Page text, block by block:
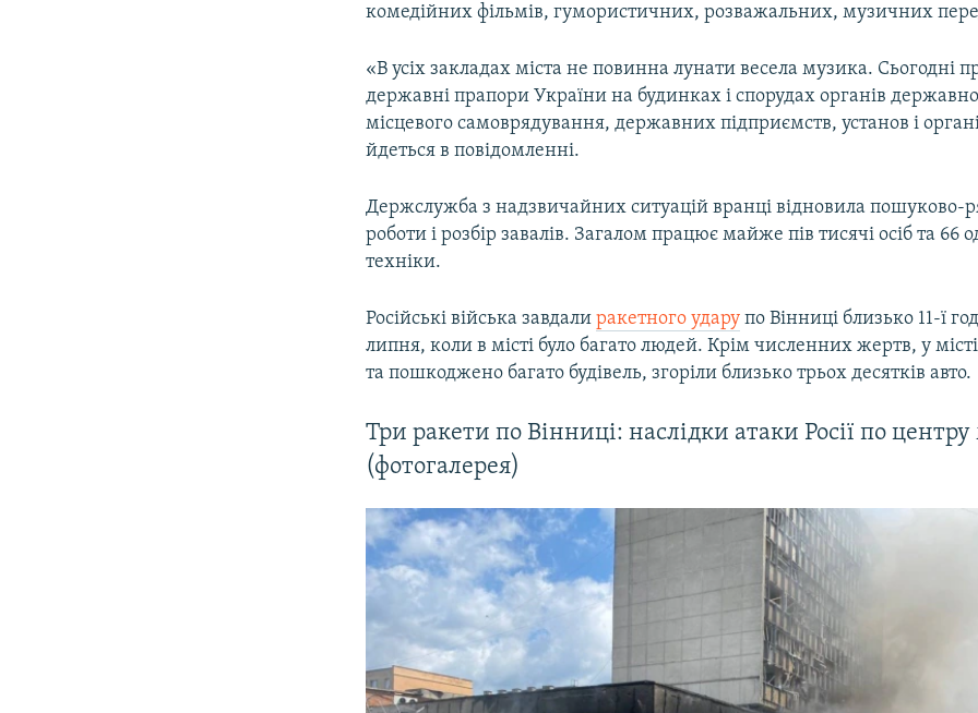
комедійних фільмів, гумористичних, розважальних, музичних
«В усіх закладах міста не повинна лунати весела музика. Сьогодні
державні прапори України на будинках і спорудах органів
місцевого самоврядування, державних підприємств, установ і
йдеться в повідомленні.
Держслужба з надзвичайних ситуацій вранці відновила пошуково-
роботи і розбір завалів. Загалом працює майже пів тисячі осіб та 66
техніки.
Російські війська завдалиракетного удару по Вінниці близько 11-ї
липня, коли в місті було багато людей. Крім численних жертв, у
та пошкоджено багато будівель, згоріли близько трьох десятків авто.
Три ракети по Вінниці: наслідки атаки Росії по центру
(фотогалерея)